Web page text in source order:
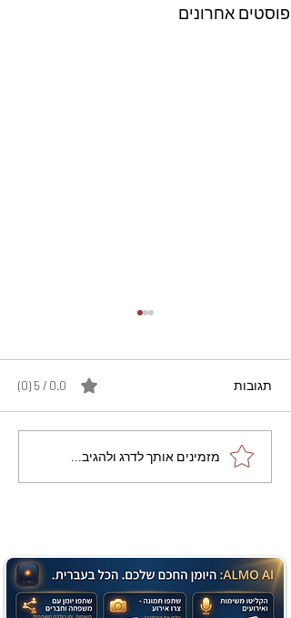
פוסטים אחרונים
מתכון מנצח עוגת מייפל
שוקולד בחושה וקלה - זיוה
תגובות 0.0 / 5 ‏(0)
מזמינים אותך לדרג ולהגיב...